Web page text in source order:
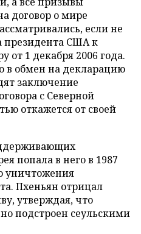
договор о мире
если не
президента США к
от 1 декабря 2006 года.
в обмен на декларацию
заключение
с Северной
откажется от своей
попала в него в 1987
уничтожения
Пхеньян отрицал
утверждая, что
подстроен сеульскими